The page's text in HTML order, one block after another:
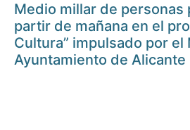
Medio millar de personas
partir de mañana en el
Cultura” impulsado por el
Ayuntamiento de Alicante